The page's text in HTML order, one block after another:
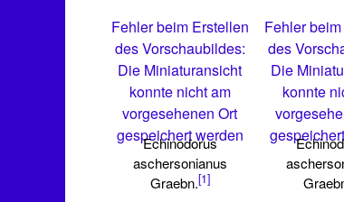
Fehler beim Erstellen
des Vorschaubildes:
Die Miniaturansicht
konnte nicht am
vorgesehenen Ort
gespeichert werden
Echinodorus
aschersonianus
Graebn.[1]
Fehler
des
Die
konnte